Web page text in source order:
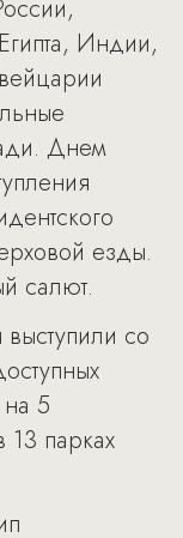
Индии,
Днем
езды.
салют.
со
5
13 парках